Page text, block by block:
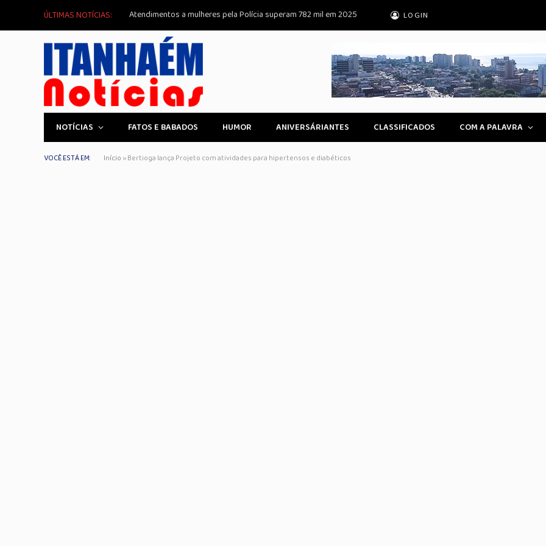
ÚLTIMAS NOTÍCIAS: Atendimentos a mulheres pela Polícia superam 782 mil em 2025 LOGIN
NOTÍCIAS FATOS E BABADOS HUMOR ANIVERSÁRIANTES CLASSIFICADOS COM A PALAVRA
VOCÊ ESTÁ EM: Início »Bertioga lança Projeto com atividades para hipertensos e diabéticos